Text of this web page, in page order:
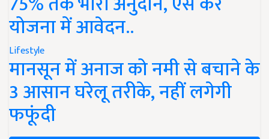
योजना में आवेदन..
Lifestyle
मानसून में अनाज को नमी से बचाने के
3 आसान घरेलू तरीके, नहीं लगेगी
फफूंदी